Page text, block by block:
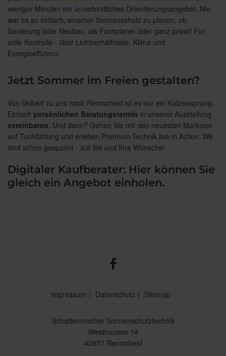
weniger Minuten ein unverbindliches Orientierungsangebot. Nie
war es so einfach, smarten Sonnenschutz zu planen, ob
Sanierung oder Neubau, als Fachplaner oder ganz privat! Für
volle Kontrolle - über Lichtverhältnisse, Klima und
Energieeffizienz.
Jetzt Sommer im Freien gestalten?
Von Velbert zu uns nach Remscheid ist es nur ein Katzensprung.
Einfach persönlichen Beratungstermin in unserer Ausstellung
vereinbaren. Und dann? Gehen Sie mit den neuesten Markisen
auf Tuchfühlung und erleben Premium-Technik live in Action. Wir
sind schon gespannt - auf Sie und Ihre Wünsche!
Digitaler Kaufberater: Hier können Sie
gleich ein Angebot einholen.
Impressum Datenschutz Sitemap
Schattenmacher Sonnenschutztechnik
Westhausen 14
42857 Remscheid